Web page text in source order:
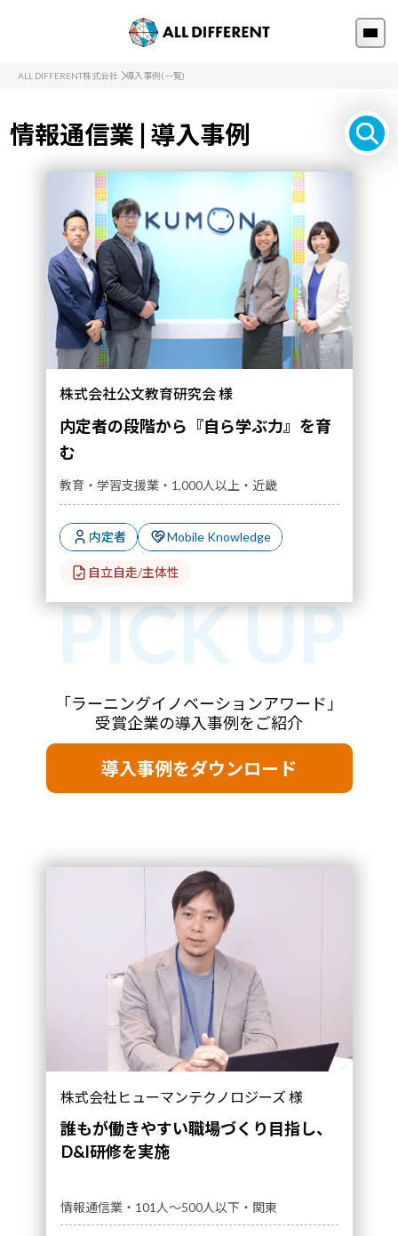
ALL DIFFERENT株式会社 導入事例(一覧)
情報通信業 | 導入事例
株式会社公文教育研究会 様
内定者の段階から『自ら学ぶ力』を育
む
教育・学習支援業・1,000人以上・近畿
内定者 Mobile Knowledge
自立自走/主体性
「ラーニングイノベーションアワード」
受賞企業の導入事例をご紹介
導入事例をダウンロード
株式会社ヒューマンテクノロジーズ 様
誰もが働きやすい職場づくり目指し、
D&I研修を実施
情報通信業・101人～500人以下・関東